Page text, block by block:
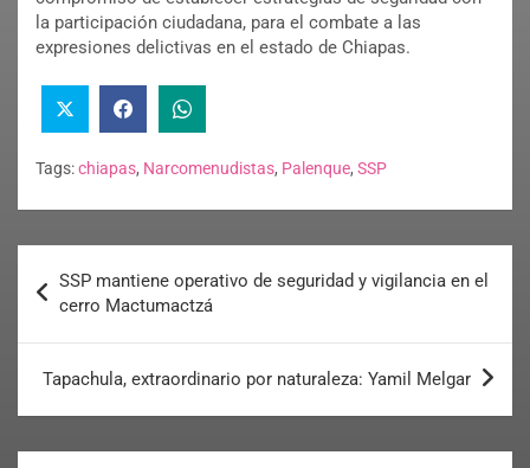
la participación ciudadana, para el combate a las
expresiones delictivas en el estado de Chiapas.
Tags:chiapas, Narcomenudistas, Palenque, SSP
SSP mantiene operativo de seguridad y vigilancia en el
cerro Mactumactzá
Tapachula, extraordinario por naturaleza: Yamil Melgar